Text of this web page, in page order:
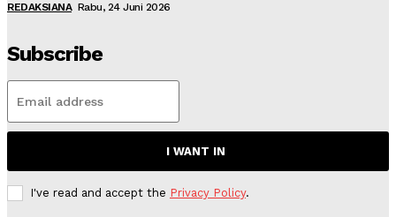
REDAKSIANA Rabu, 24 Juni 2026
Subscribe
I WANT IN
I've read and accept the Privacy Policy.